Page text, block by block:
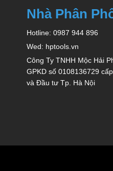
Nhà Phân
Hotline: 0987 944 896
Wed: hptools.vn
Công Ty TNHH Mộc Hải
GPKD số 0108136729
và Đầu tư Tp. Hà Nội